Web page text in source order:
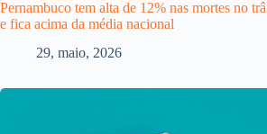
Pernambuco tem alta de 12% nas mortes no
e fica acima da média nacional
29, maio, 2026